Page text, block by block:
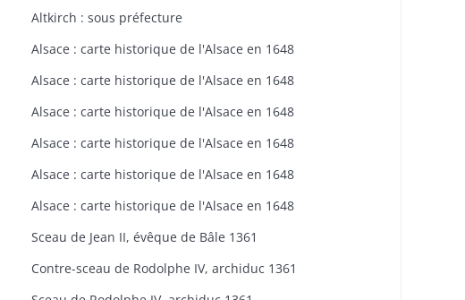
Altkirch : sous préfecture
Alsace : carte historique de l'Alsace en 1648
Alsace : carte historique de l'Alsace en 1648
Alsace : carte historique de l'Alsace en 1648
Alsace : carte historique de l'Alsace en 1648
Alsace : carte historique de l'Alsace en 1648
Alsace : carte historique de l'Alsace en 1648
Sceau de Jean II, évêque de Bâle 1361
Contre-sceau de Rodolphe IV, archiduc 1361